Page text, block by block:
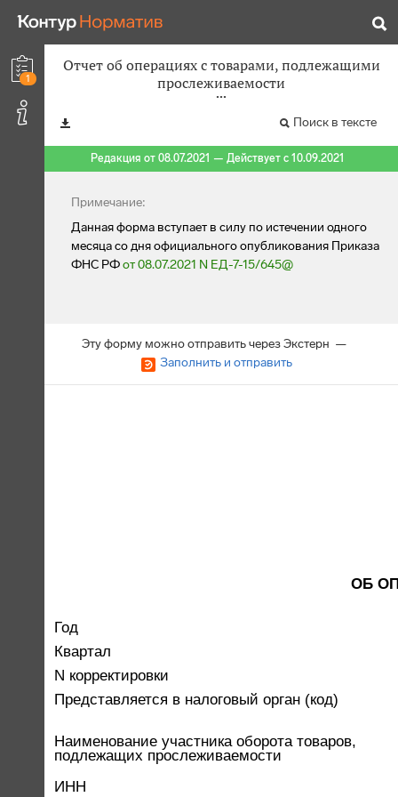
1
Отчет об операциях с товарами, подлежащими
прослеживаемости
Поиск в тексте
Редакция от 08.07.2021 — Действует с 10.09.2021
Примечание:
Данная форма вступает в силу по истечении одного
месяца со дня официального опубликования Приказа
ФНС РФот 08.07.2021 N ЕД-7-15/645@
Эту форму можно отправить через Экстерн —
Заполнить и отправить
ОБ
Год
Квартал
N корректировки
Представляется в налоговый орган (код)
Наименование участника оборота товаров,
подлежащих прослеживаемости
ИНН